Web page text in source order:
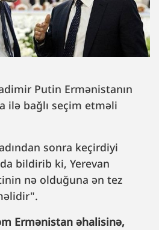
Putin Ermənistanın
ilə bağlı seçim etməli
sonra keçirdiyi
bildirib ki, Yerevan
nə olduğuna ən tez
Ermənistan əhalisinə,